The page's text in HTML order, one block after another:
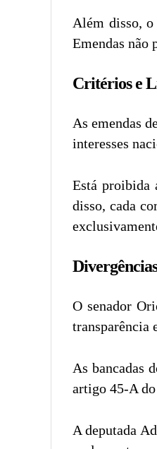
Além disso,
Emendas não
Critérios e
As emendas
interesses
Está proibida
disso, cada
Divergências
O senador
transparência
As bancadas
artigo 45-A
A deputada